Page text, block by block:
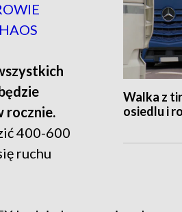
Walka z
osiedlu i
rocznie.
400-600
ruchu